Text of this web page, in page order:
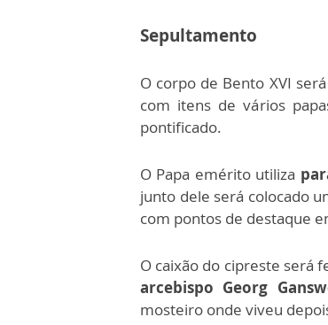
Sepultamento
O corpo de Bento XVI
com itens de vários
pontificado.
O Papa emérito utiliza
junto dele será colocado
com pontos de destaque
O caixão do cipreste será
arcebispo Georg
mosteiro onde viveu